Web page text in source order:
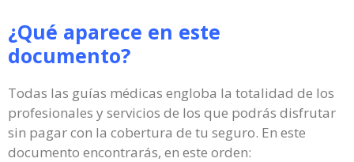
¿Qué aparece en este
documento?
Todas las guías médicas engloba la totalidad de los
profesionales y servicios de los que podrás disfrutar
sin pagar con la cobertura de tu seguro. En este
documento encontrarás, en este orden: